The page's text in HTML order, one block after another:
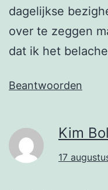
dagelijkse
over te zeggen
dat ik het
Beantwoorden
Kim
17